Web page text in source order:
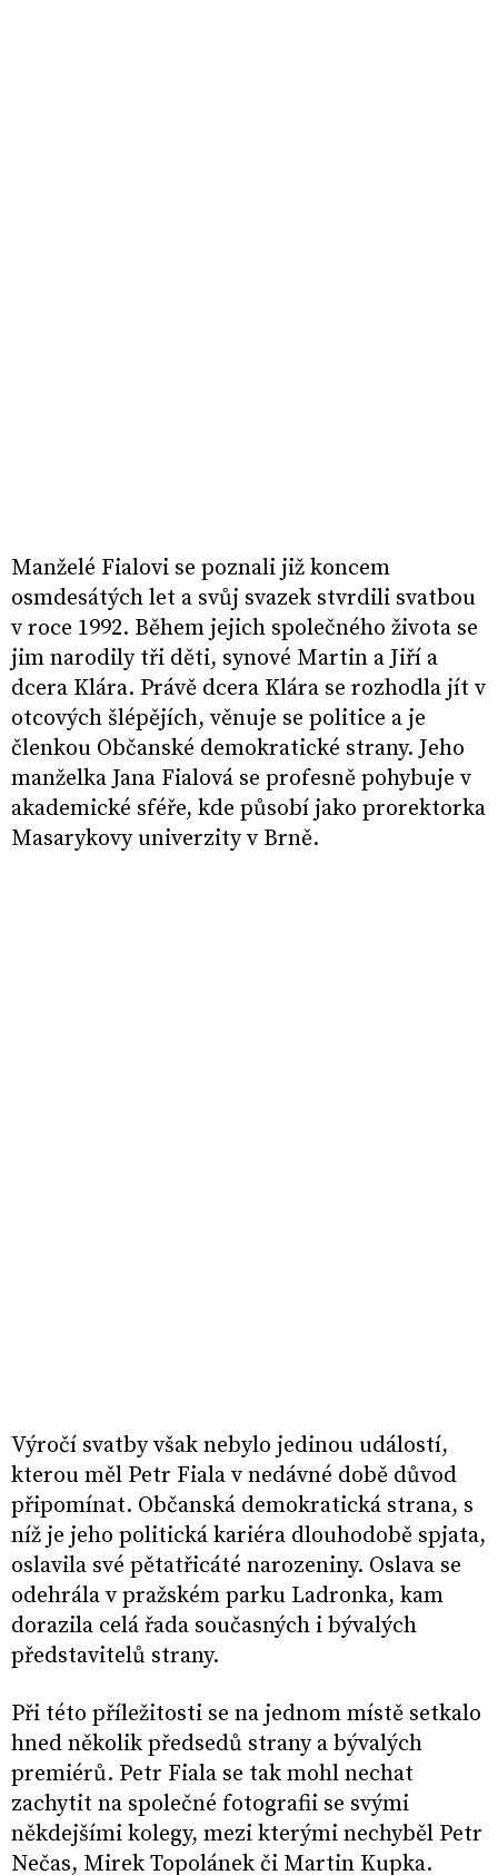
Manželé Fialovi se poznali již koncem
osmdesátých let a svůj svazek stvrdili svatbou
v roce 1992. Během jejich společného života se
jim narodily tři děti, synové Martin a Jiří a
dcera Klára. Právě dcera Klára se rozhodla jít v
otcových šlépějích, věnuje se politice a je
členkou Občanské demokratické strany. Jeho
manželka Jana Fialová se profesně pohybuje v
akademické sféře, kde působí jako prorektorka
Masarykovy univerzity v Brně.
Výročí svatby však nebylo jedinou událostí,
kterou měl Petr Fiala v nedávné době důvod
připomínat. Občanská demokratická strana, s
níž je jeho politická kariéra dlouhodobě spjata,
oslavila své pětatřicáté narozeniny. Oslava se
odehrála v pražském parku Ladronka, kam
dorazila celá řada současných i bývalých
představitelů strany.
Při této příležitosti se na jednom místě setkalo
hned několik předsedů strany a bývalých
premiérů. Petr Fiala se tak mohl nechat
zachytit na společné fotografii se svými
někdejšími kolegy, mezi kterými nechyběl Petr
Nečas, Mirek Topolánek či Martin Kupka.